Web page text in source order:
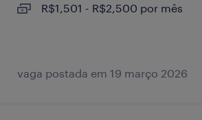
R$1,501 - R$2,500 por mês
vaga postada em 19 março 2026